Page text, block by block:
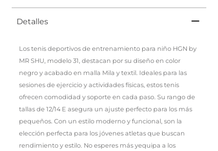
Detalles
Los tenis deportivos de entrenamiento para niño HGN by
MR SHU, modelo 31, destacan por su diseño en color
negro y acabado en malla Mila y textil. Ideales para las
sesiones de ejercicio y actividades físicas, estos tenis
ofrecen comodidad y soporte en cada paso. Su rango de
tallas de 12/14 E asegura un ajuste perfecto para los más
pequeños. Con un estilo moderno y funcional, son la
elección perfecta para los jóvenes atletas que buscan
rendimiento y estilo. No esperes más yequipa a los